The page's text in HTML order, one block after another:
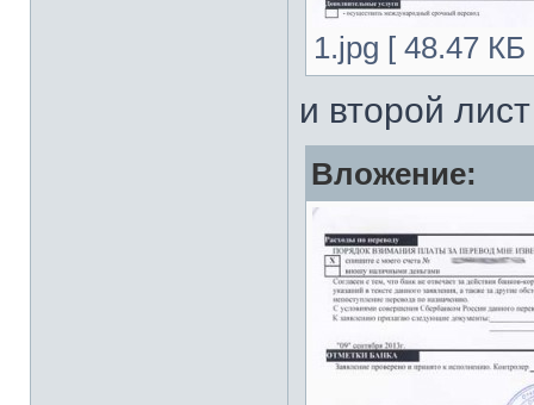
1.jpg [ 48.47
и второй
Вложение: